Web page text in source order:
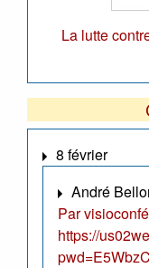
La lutte
8 février
André
Par
https://